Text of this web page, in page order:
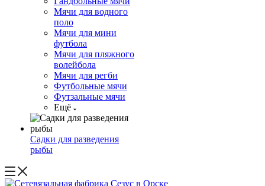
Мячи для водного
поло
Мячи для мини
футбола
Мячи для пляжного
волейбола
Мячи для регби
Футбольные мячи
Футзальные мячи
Ещё
Садки для разведения
рыбы